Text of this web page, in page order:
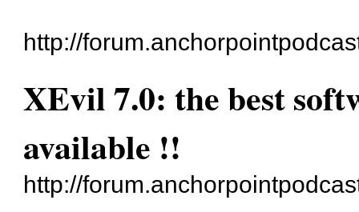
http://
XEvil 7.0: the best
available !!
http://